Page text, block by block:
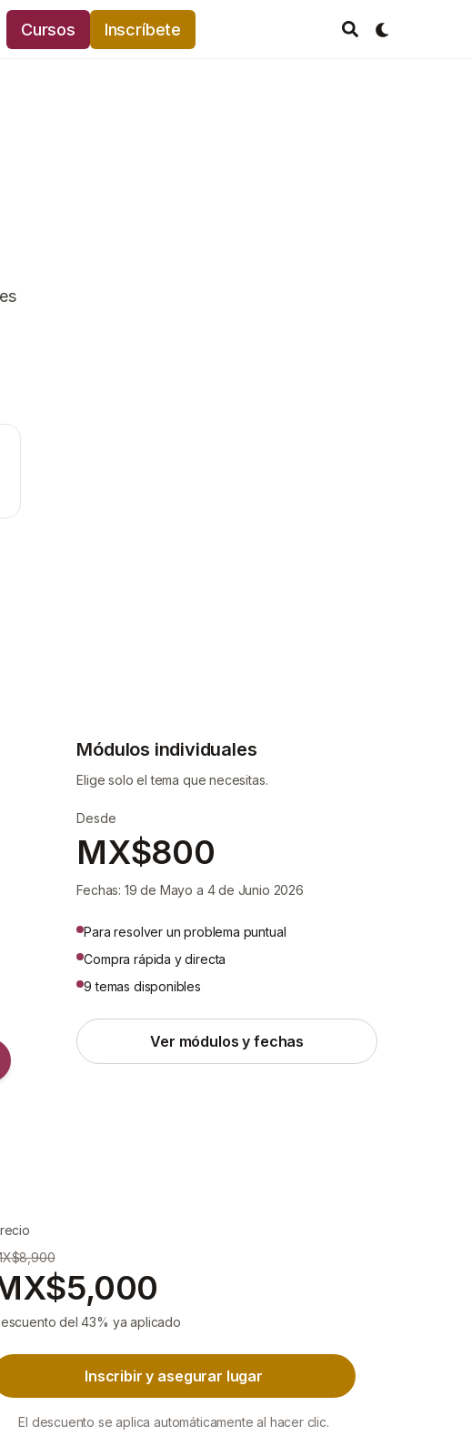
Cursos Inscríbete
Módulos individuales
Elige solo el tema que necesitas.
Desde
MX$800
Fechas: 19 de Mayo a 4 de Junio 2026
Para resolver un problema puntual
Compra rápida y directa
9 temas disponibles
Ver módulos y fechas
del 43% ya aplicado
Inscribir y asegurar lugar
El descuento se aplica automáticamente al hacer clic.